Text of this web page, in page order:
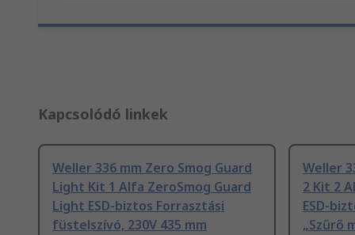
Kapcsolódó linkek
Weller 336 mm Zero Smog Guard
Light Kit 1 Alfa ZeroSmog Guard
Light ESD-biztos Forrasztási
füstelszívó, 230V 435 mm
Weller
2 Kit 2
ESD-
„Szűrő